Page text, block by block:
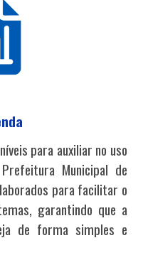
para auxiliar no uso
Municipal de
para facilitar o
garantindo que a
de forma simples e